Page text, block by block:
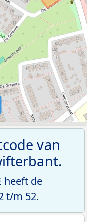
van
heeft de
t/m 52.